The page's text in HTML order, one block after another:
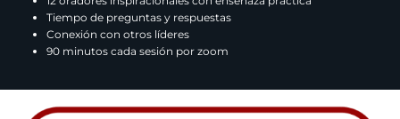
Tiempo de preguntas y respuestas
Conexión con otros líderes
90 minutos cada sesión por zoom